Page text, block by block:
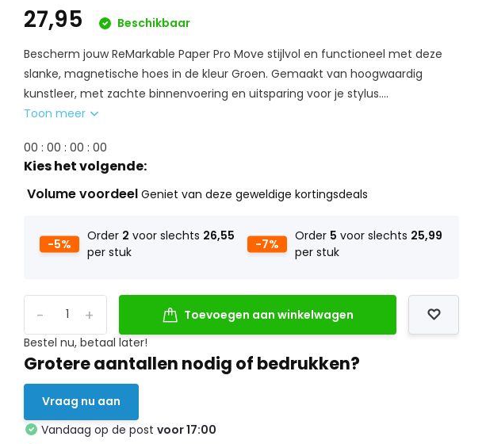
27,95
Beschikbaar
Bescherm jouw ReMarkable Paper Pro Move stijlvol en functioneel met deze
slanke, magnetische hoes in de kleur Groen. Gemaakt van hoogwaardig
kunstleer, met zachte binnenvoering en uitsparing voor je stylus....
Toon meer
00 :00 :00 :00
Kies het volgende:
Volume voordeelGeniet van deze geweldige kortingsdeals
-5%
Order 2 voor slechts 26,55
per stuk
-7%
Order 5 voor slechts 25,99
per stuk
+
-
Toevoegen aan winkelwagen
Bestel nu, betaal later!
Grotere aantallen nodig of bedrukken?
Vraag nu aan
Vandaag op de postvoor 17:00